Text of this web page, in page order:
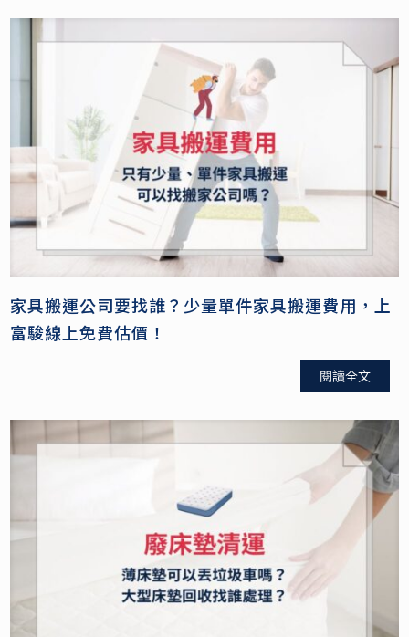
家具搬運公司要找誰？少量單件家具搬運費用，上
富駿線上免費估價！
閱讀全文